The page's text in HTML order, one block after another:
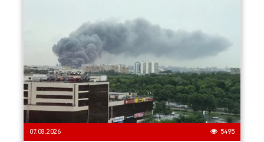
07.08.2026 5495